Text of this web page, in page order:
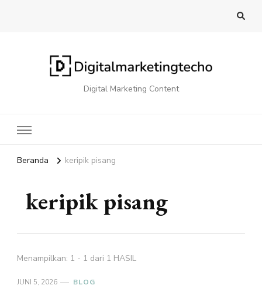
Digital Marketing Content
Beranda keripik pisang
keripik pisang
Menampilkan: 1 - 1 dari 1 HASIL
JUNI 5, 2026 BLOG